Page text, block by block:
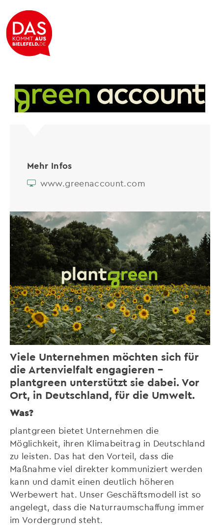
green account GmbH
Mehr Infos
www.greenaccount.com
Viele Unternehmen möchten sich für
die Artenvielfalt engagieren –
plantgreen unterstützt sie dabei. Vor
Ort, in Deutschland, für die Umwelt.
Was?
plantgreen bietet Unternehmen die
Möglichkeit, ihren Klimabeitrag in Deutschland
zu leisten. Das hat den Vorteil, dass die
Maßnahme viel direkter kommuniziert werden
kann und damit einen deutlich höheren
Werbewert hat. Unser Geschäftsmodell ist so
angelegt, dass die Naturraumschaffung immer
im Vordergrund steht.